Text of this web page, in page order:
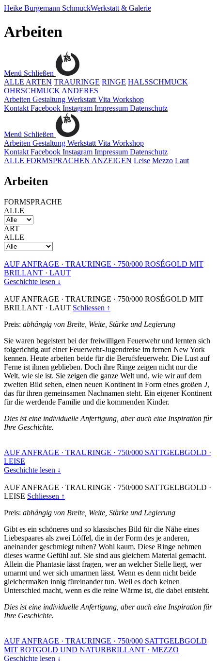
Heike Burgemann SchmuckWerkstatt & Galerie
Arbeiten
Menü Schließen
ALLE ARTEN TRAURINGE RINGE HALSSCHMUCK
OHRSCHMUCK ANDERES
Arbeiten Gestaltung Werkstatt Vita Workshop
Kontakt Facebook Instagram Impressum Datenschutz
Menü Schließen
Arbeiten Gestaltung Werkstatt Vita Workshop
Kontakt Facebook Instagram Impressum Datenschutz
ALLE FORMSPRACHEN ANZEIGEN Leise Mezzo Laut
Arbeiten
FORMSPRACHE
ALLE
ART
ALLE
AUF ANFRAGE · TRAURINGE · 750/000 ROSÉGOLD MIT
BRILLANT · LAUT
Geschichte lesen ↓
AUF ANFRAGE · TRAURINGE · 750/000 ROSÉGOLD MIT
BRILLANT · LAUT Schliessen ↑
Preis: abhängig von Breite, Weite, Stärke und Legierung
Sie waren begeistert bei der freiwilligen Feuerwehr und lernten sich
folgerichtig auf einer Feuerwehr-Jugendreise im fernen New York
kennen. Heute arbeiten beide für die Berufsfeuerwehr. Die Lust auf
Ferne ist ihnen geblieben. Doch ihre Ringe zeigen nicht nur die
Welt, wie sie ist. Sie zeigen die ganze Welt und, wie wir auf dem
zweiten Bild sehen, einen neuen Kontinent in Form eines großen J,
das für ihren gemeinsamen Nachnamen steht. Ein eigener Kontinent
für die werdende Familie und die kommenden Kinder.
Dies ist eine individuelle Anfertigung, aber auch eine Inspiration für
Ihre Geschichte.
AUF ANFRAGE · TRAURINGE · 750/000 SATTGELBGOLD ·
LEISE
Geschichte lesen ↓
AUF ANFRAGE · TRAURINGE · 750/000 SATTGELBGOLD ·
LEISE Schliessen ↑
Preis: abhängig von Breite, Weite, Stärke und Legierung
Gibt es ein schöneres und so klassisches Bild für die Nähe eines
Liebespaares als zwei Löffel, die in der Form des je anderen,
aneinander geschmiegt ruhen? Wohl kaum. Diese Ringe nehmen
dieses warme Gefühl auf. Sie sind aus gleichem Material gemacht.
Allein die Phantasie lässt fragen, wer an welcher Stelle liegt, wer
umarmt und wer sich umarmen lässt. Wenn es denn nicht beide
gleichermaßen innig füreinander tun. Weil es doch keinen
Unterschied macht, wenn es die reine Wärme ist, die dabei entsteht.
Dies ist eine individuelle Anfertigung, aber auch eine Inspiration für
Ihre Geschichte.
AUF ANFRAGE · TRAURINGE · 750/000 SATTGELBGOLD
MIT ROTGOLD UND NATURBRILLANT · MEZZO
Geschichte lesen ↓